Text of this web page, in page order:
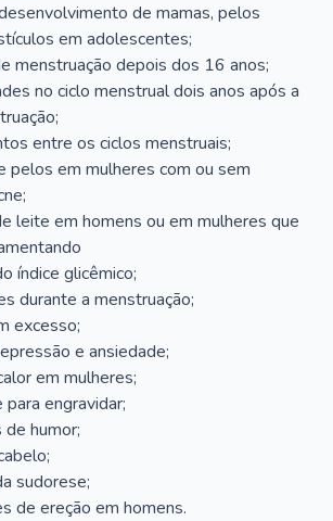
de mamas, pelos
em adolescentes;
menstruação depois dos 16 anos;
no ciclo menstrual dois anos após a
entre os ciclos menstruais;
pelos em mulheres com ou sem
leite em homens ou em mulheres que
índice glicêmico;
durante a menstruação;
excesso;
e ansiedade;
em mulheres;
engravidar;
humor;
sudorese;
de ereção em homens.